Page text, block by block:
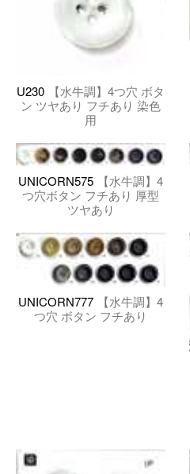
U230
【水牛調】4つ穴 ボタ
ン ツヤあり フチあり 染色
用
UNICORN575
【水牛調】4
つ穴ボタン フチあり 厚型
ツヤあり
UNICORN777
【水牛調】4
つ穴 ボタン フチあり